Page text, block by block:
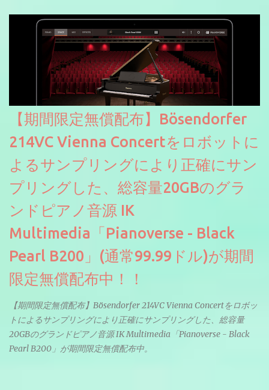
【期間限定無償配布】Bösendorfer
214VC Vienna Concertをロボットに
よるサンプリングにより正確にサン
プリングした、総容量20GBのグラ
ンドピアノ音源 IK
Multimedia「Pianoverse - Black
Pearl B200」(通常99.99ドル)が期間
限定無償配布中！！
【期間限定無償配布】Bösendorfer 214VC Vienna Concertをロボッ
トによるサンプリングにより正確にサンプリングした、総容量
20GBのグランドピアノ音源 IK Multimedia「Pianoverse - Black
Pearl B200」が期間限定無償配布中。